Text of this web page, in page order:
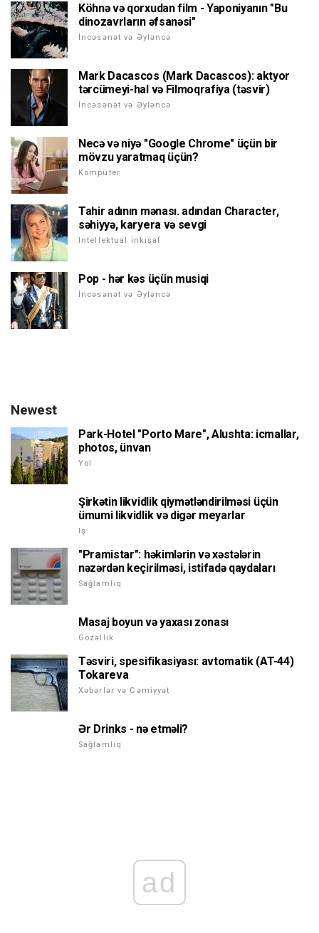
Köhnə və qorxudan film - Yaponiyanın "Bu
dinozavrların əfsanəsi"
İncəsənət və Əyləncə
Mark Dacascos (Mark Dacascos): aktyor
tərcümeyi-hal və Filmoqrafiya (təsvir)
İncəsənət və Əyləncə
Necə və niyə "Google Chrome" üçün bir
mövzu yaratmaq üçün?
Kompüter
Tahir adının mənası. adından Character,
səhiyyə, karyera və sevgi
Intellektual inkişaf
Pop - hər kəs üçün musiqi
İncəsənət və Əyləncə
Newest
Park-Hotel "Porto Mare", Alushta: icmallar,
photos, ünvan
Yol
Şirkətin likvidlik qiymətləndirilməsi üçün
ümumi likvidlik və digər meyarlar
Iş
"Pramistar": həkimlərin və xəstələrin
nəzərdən keçirilməsi, istifadə qaydaları
Sağlamlıq
Masaj boyun və yaxası zonası
Gözəllik
Təsviri, spesifikasiyası: avtomatik (AT-44)
Tokareva
Xəbərlər və Cəmiyyət
Ər Drinks - nə etməli?
Sağlamlıq
ad